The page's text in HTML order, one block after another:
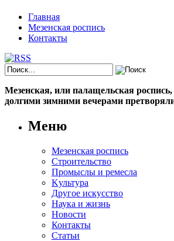
Главная
Мезенская роспись
Контакты
Мезенская, или палащельская
долгими зимними вечерами
Меню
Мезенская роспись
Строительство
Промыслы и ремесла
Kультура
Другое искусство
Наука и жизнь
Новости
Контакты
Статьи